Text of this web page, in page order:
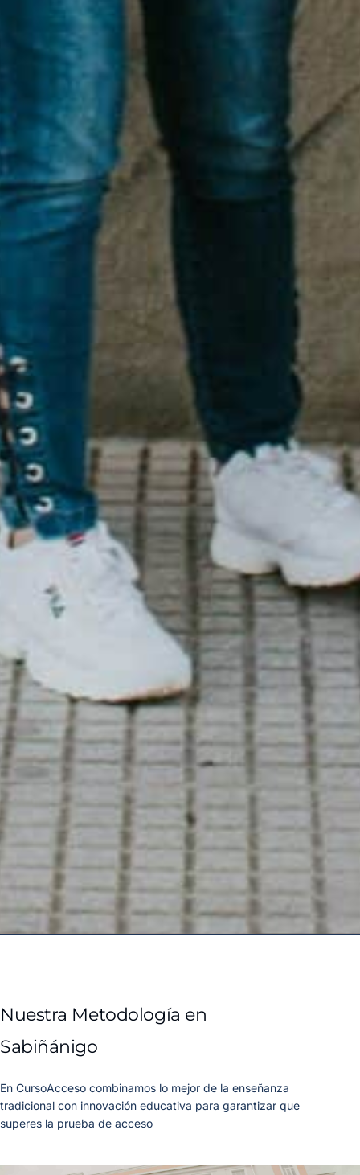
Nuestra Metodología en
Sabiñánigo
En CursoAcceso combinamos lo mejor de la enseñanza
tradicional con innovación educativa para garantizar que
superes la prueba de acceso